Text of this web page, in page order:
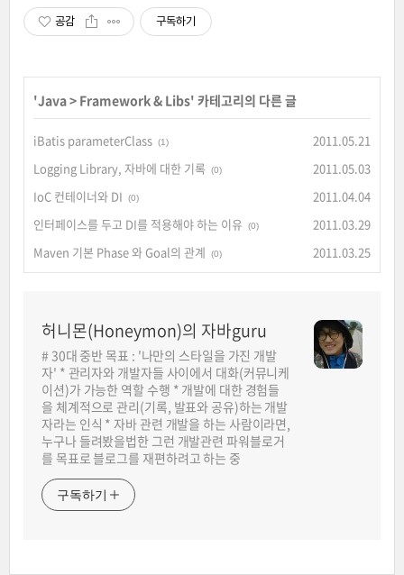
공감 구독하기
'Java> Framework & Libs' 카테고리의 다른 글
iBatis parameterClass (1)
2011.05.21
Logging Library, 자바에 대한 기록
(0)
2011.05.03
IoC 컨테이너와 DI
(0)
2011.04.04
인터페이스를 두고 DI를 적용해야 하는 이유
(0)
2011.03.29
Maven 기본 Phase 와 Goal의 관계
(0) 2011.03.25
허니몬(Honeymon)의 자바guru
# 30대 중반 목표 : '나만의 스타일을 가진 개발
자' * 관리자와 개발자들 사이에서 대화(커뮤니케
이션)가 가능한 역할 수행 * 개발에 대한 경험들
을 체계적으로 관리(기록, 발표와 공유)하는 개발
자라는 인식 * 자바 관련 개발을 하는 사람이라면,
누구나 들려봤을법한 그런 개발관련 파워블로거
를 목표로 블로그를 재편하려고 하는 중
구독하기